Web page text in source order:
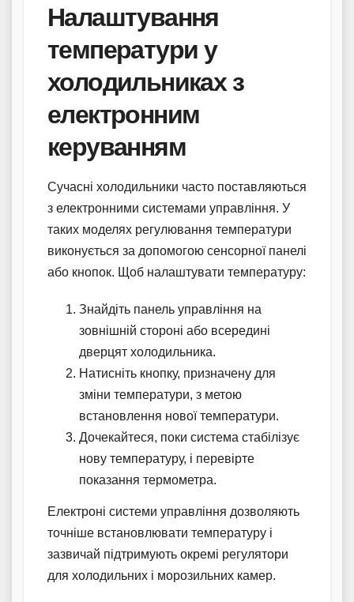
Налаштування
температури у
холодильниках з
електронним
керуванням
Сучасні холодильники часто поставляються
з електронними системами управління. У
таких моделях регулювання температури
виконується за допомогою сенсорної панелі
або кнопок. Щоб налаштувати температуру:
Знайдіть панель управління на
зовнішній стороні або всередині
дверцят холодильника.
Натисніть кнопку, призначену для
зміни температури, з метою
встановлення нової температури.
Дочекайтеся, поки система стабілізує
нову температуру, і перевірте
показання термометра.
Електроні системи управління дозволяють
точніше встановлювати температуру і
зазвичай підтримують окремі регулятори
для холодильних і морозильних камер.